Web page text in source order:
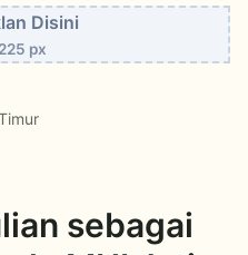
Disini
px
sebagai